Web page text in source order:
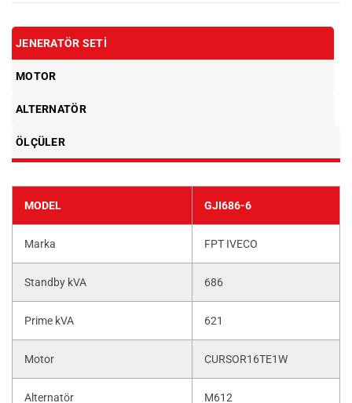
JENERATÖR SETI
MOTOR
ALTERNATÖR
ÖLÇÜLER
MODEL GJI686-6
Marka FPT IVECO
Standby kVA 686
Prime kVA 621
Motor CURSOR16TE1W
Alternatör M612